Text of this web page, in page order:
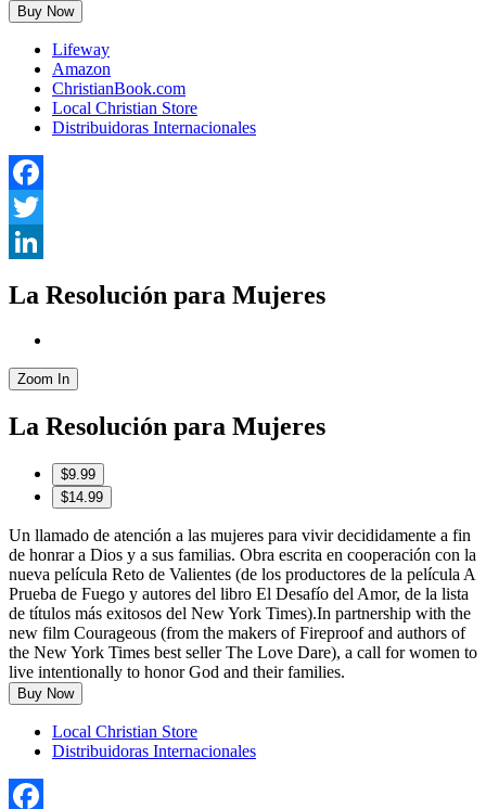
Buy Now
Lifeway
Amazon
ChristianBook.com
Local Christian Store
Distribuidoras Internacionales
Facebook
Twitter
La Resolución para Mujeres
Zoom In
La Resolución para Mujeres
$9.99
$14.99
Un llamado de atención a las mujeres para vivir decididamente a fin
de honrar a Dios y a sus familias. Obra escrita en cooperación con la
nueva película Reto de Valientes (de los productores de la película A
Prueba de Fuego y autores del libro El Desafío del Amor, de la lista
de títulos más exitosos del New York Times).In partnership with the
new film Courageous (from the makers of Fireproof and authors of
the New York Times best seller The Love Dare), a call for women to
live intentionally to honor God and their families.
Buy Now
Local Christian Store
Distribuidoras Internacionales